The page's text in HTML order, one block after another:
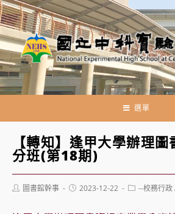
跳
轉
至
主
要
內
選單
【轉知】逢甲大學辦理
分班(第18期)
Post圖書館幹事
Post2023-12-22
Post--校務行政